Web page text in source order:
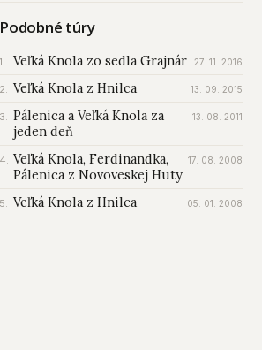
Podobné túry
Veľká Knola zo sedla Grajnár 27. 11. 2016
Veľká Knola z Hnilca 13. 09. 2015
Pálenica a Veľká Knola za
jeden deň
13. 08. 2011
Veľká Knola, Ferdinandka,
Pálenica z Novoveskej Huty
17. 08. 2008
Veľká Knola z Hnilca 05. 01. 2008